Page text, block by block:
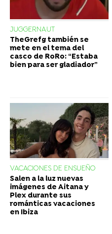
JUGGERNAUT
TheGrefg también se
mete en el tema del
casco de RoRo: “Estaba
bien para ser gladiador”
VACACIONES DE ENSUEÑO
Salen a la luz nuevas
imágenes de Aitana y
Plex durante sus
románticas vacaciones
en Ibiza